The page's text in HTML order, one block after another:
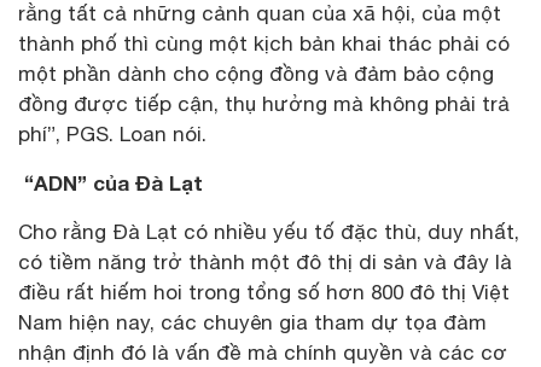
rằng tất cả những cảnh quan của xã hội, của một
thành phố thì cùng một kịch bản khai thác phải có
một phần dành cho cộng đồng và đảm bảo cộng
đồng được tiếp cận, thụ hưởng mà không phải trả
phí”, PGS. Loan nói.
“ADN” của Đà Lạt
Cho rằng Đà Lạt có nhiều yếu tố đặc thù, duy nhất,
có tiềm năng trở thành một đô thị di sản và đây là
điều rất hiếm hoi trong tổng số hơn 800 đô thị Việt
Nam hiện nay, các chuyên gia tham dự tọa đàm
nhận định đó là vấn đề mà chính quyền và các cơ